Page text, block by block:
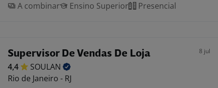
A combinar
Ensino Superior Presencial
Supervisor De Vendas De Loja 8 jul
4,4
SOULAN
Rio de Janeiro - RJ